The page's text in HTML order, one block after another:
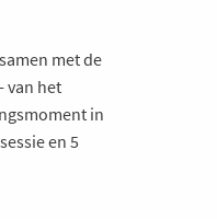
met de
van het
in
en 5